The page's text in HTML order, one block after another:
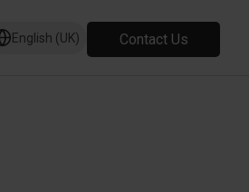
English (UK) Contact Us